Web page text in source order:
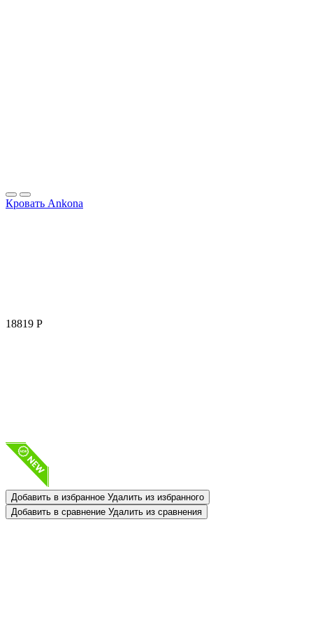
Кровать Ankona
18819 Р
Добавить в избранное Удалить из избранного
Добавить в сравнение Удалить из сравнения